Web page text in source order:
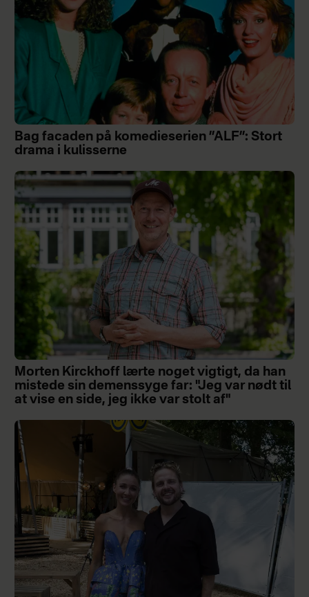
Bag facaden på komedieserien ”ALF”: Stort
drama i kulisserne
Morten Kirckhoff lærte noget vigtigt, da han
mistede sin demenssyge far: "Jeg var nødt til
at vise en side, jeg ikke var stolt af"